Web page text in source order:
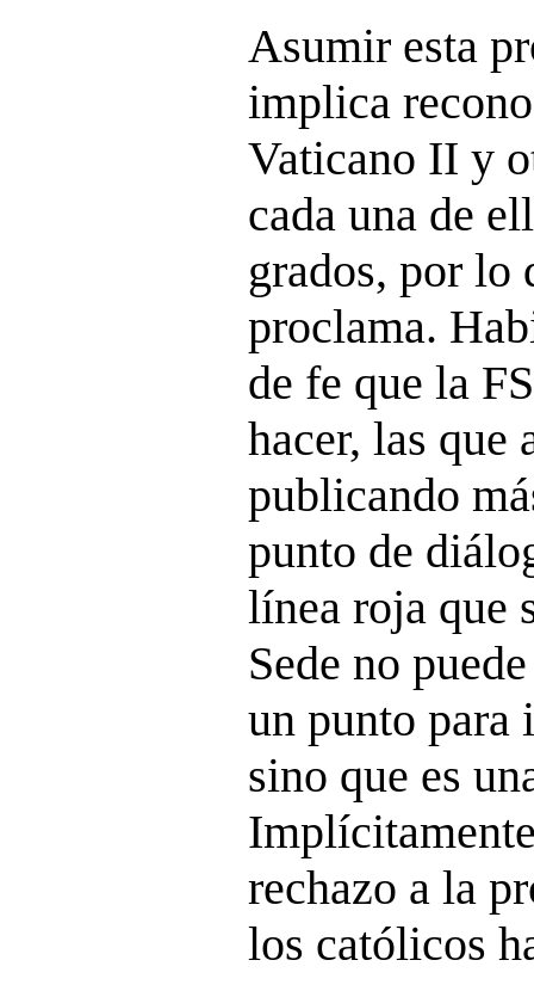
Asumir esta
implica
Vaticano II y
cada una de
grados, por lo
proclama.
de fe que la
hacer, las que
publicando
punto de
línea roja que
Sede no
un punto
sino que es
rechazo a la
los católicos